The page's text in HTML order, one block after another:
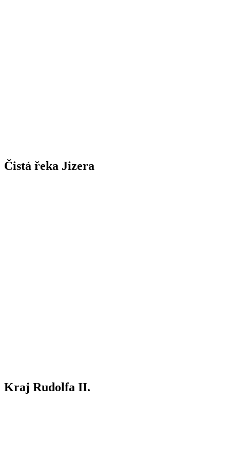
Čistá řeka Jizera
Kraj Rudolfa II.